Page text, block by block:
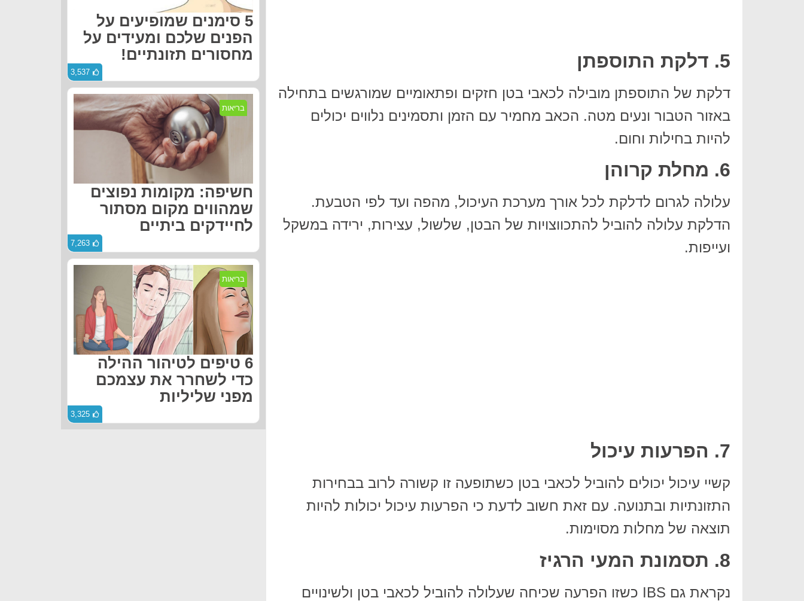
5. דלקת התוספתן
דלקת של התוספתן מובילה לכאבי בטן חזקים ופתאומיים שמורגשים בתחילה
באזור הטבור ונעים מטה. הכאב מחמיר עם הזמן ותסמינים נלווים יכולים
להיות בחילות וחום.
6. מחלת קרוהן
עלולה לגרום לדלקת לכל אורך מערכת העיכול, מהפה ועד לפי הטבעת.
הדלקת עלולה להוביל להתכווצויות של הבטן, שלשול, עצירות, ירידה במשקל
ועייפות.
7. הפרעות עיכול
קשיי עיכול יכולים להוביל לכאבי בטן כשתופעה זו קשורה לרוב בבחירות
התזונתיות ובתנועה. עם זאת חשוב לדעת כי הפרעות עיכול יכולות להיות
תוצאה של מחלות מסוימות.
8. תסמונת המעי הרגיז
נקראת גם IBS כשזו הפרעה שכיחה שעלולה להוביל לכאבי בטן ולשינויים
5 סימנים שמופיעים על
הפנים שלכם ומעידים על
מחסורים תזונתיים!
3,537
בריאות
חשיפה: מקומות נפוצים
שמהווים מקום מסתור
לחיידקים ביתיים
7,263
בריאות
6 טיפים לטיהור ההילה
כדי לשחרר את עצמכם
מפני שליליות
3,325